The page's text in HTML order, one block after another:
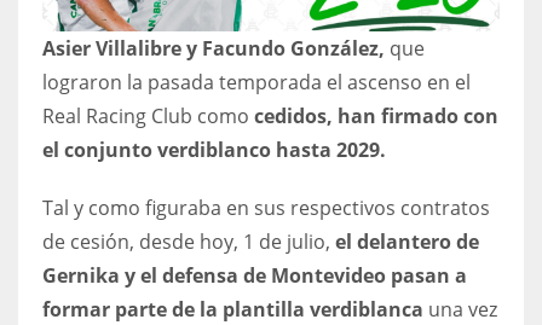
IND
34
MIN
6
DEN
Asier Villalibre y Facundo González, que
lograron la pasada temporada el ascenso en el
Real Racing Club como cedidos, han firmado con
el conjunto verdiblanco hasta 2029.
Tal y como figuraba en sus respectivos contratos
de cesión, desde hoy, 1 de julio, el delantero de
Gernika y el defensa de Montevideo pasan a
formar parte de la plantilla verdiblanca una vez